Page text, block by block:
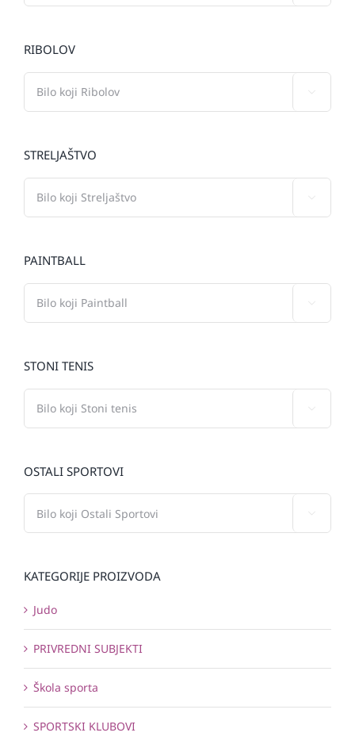
RIBOLOV
STRELJAŠTVO
PAINTBALL
STONI TENIS
OSTALI SPORTOVI
KATEGORIJE PROIZVODA
Judo
PRIVREDNI SUBJEKTI
Škola sporta
SPORTSKI KLUBOVI